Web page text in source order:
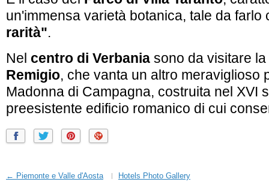
un'immensa varietà botanica, tale da
rarità".
Nel centro di Verbania sono da visitare la
Remigio, che vanta un altro meraviglioso
Madonna di Campagna, costruita nel XVI
preesistente edificio romanico di cui
← Piemonte e Valle d'Aosta Hotels Photo Gallery